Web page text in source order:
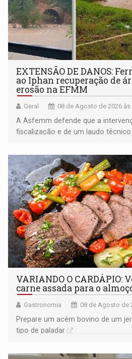
EXTENSÃO DE DANOS:
ao Iphan recuperação de
erosão na EFMM
Geral 08 de Agosto de 2026 às
A Asfemm defende que a
fiscalização e de um laudo
VARIANDO O CARDÁPIO:
carne assada para o
Gastronomia 08 de Agosto de
Prepare um acém bovino de um
tipo de paladar